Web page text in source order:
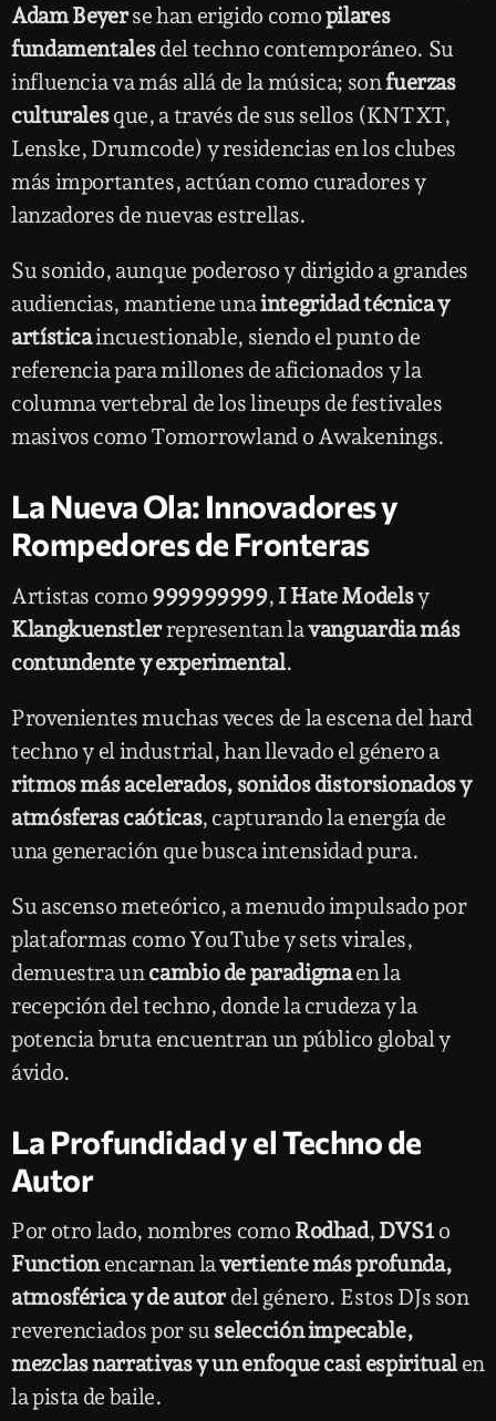
Adam Beyerse han erigido comopilares
fundamentalesdel techno contemporáneo. Su
influencia va más allá de la música; sonfuerzas
culturalesque, a través de sus sellos (KNTXT,
Lenske, Drumcode) y residencias en los clubes
más importantes, actúan como curadores y
lanzadores de nuevas estrellas.
Su sonido, aunque poderoso y dirigido a grandes
audiencias, mantiene unaintegridad técnica y
artísticaincuestionable, siendo el punto de
referencia para millones de aficionados y la
columna vertebral de los lineups de festivales
masivos como Tomorrowland o Awakenings.
La Nueva Ola: Innovadores y
Rompedores de Fronteras
Artistas como 999999999, I Hate Modelsy
Klangkuenstlerrepresentan lavanguardia más
contundente y experimental.
Provenientes muchas veces de la escena del hard
techno y el industrial, han llevado el género a
ritmos más acelerados, sonidos distorsionados y
atmósferas caóticas, capturando la energía de
una generación que busca intensidad pura.
Su ascenso meteórico, a menudo impulsado por
plataformas como YouTube y sets virales,
demuestra un cambio de paradigmaen la
recepción del techno, donde la crudeza y la
potencia bruta encuentran un público global y
ávido.
La Profundidad y el Techno de
Autor
Por otro lado, nombres como Rodhad, DVS1o
Functionencarnan lavertiente más profunda,
atmosférica y de autordel género. Estos DJs son
reverenciados por suselección impecable,
mezclas narrativas y un enfoque casi espiritualen
la pista de baile.